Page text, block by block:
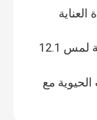
6 معايير مراقبة المريض القلبي مع شاشة لمس 12.1
مع